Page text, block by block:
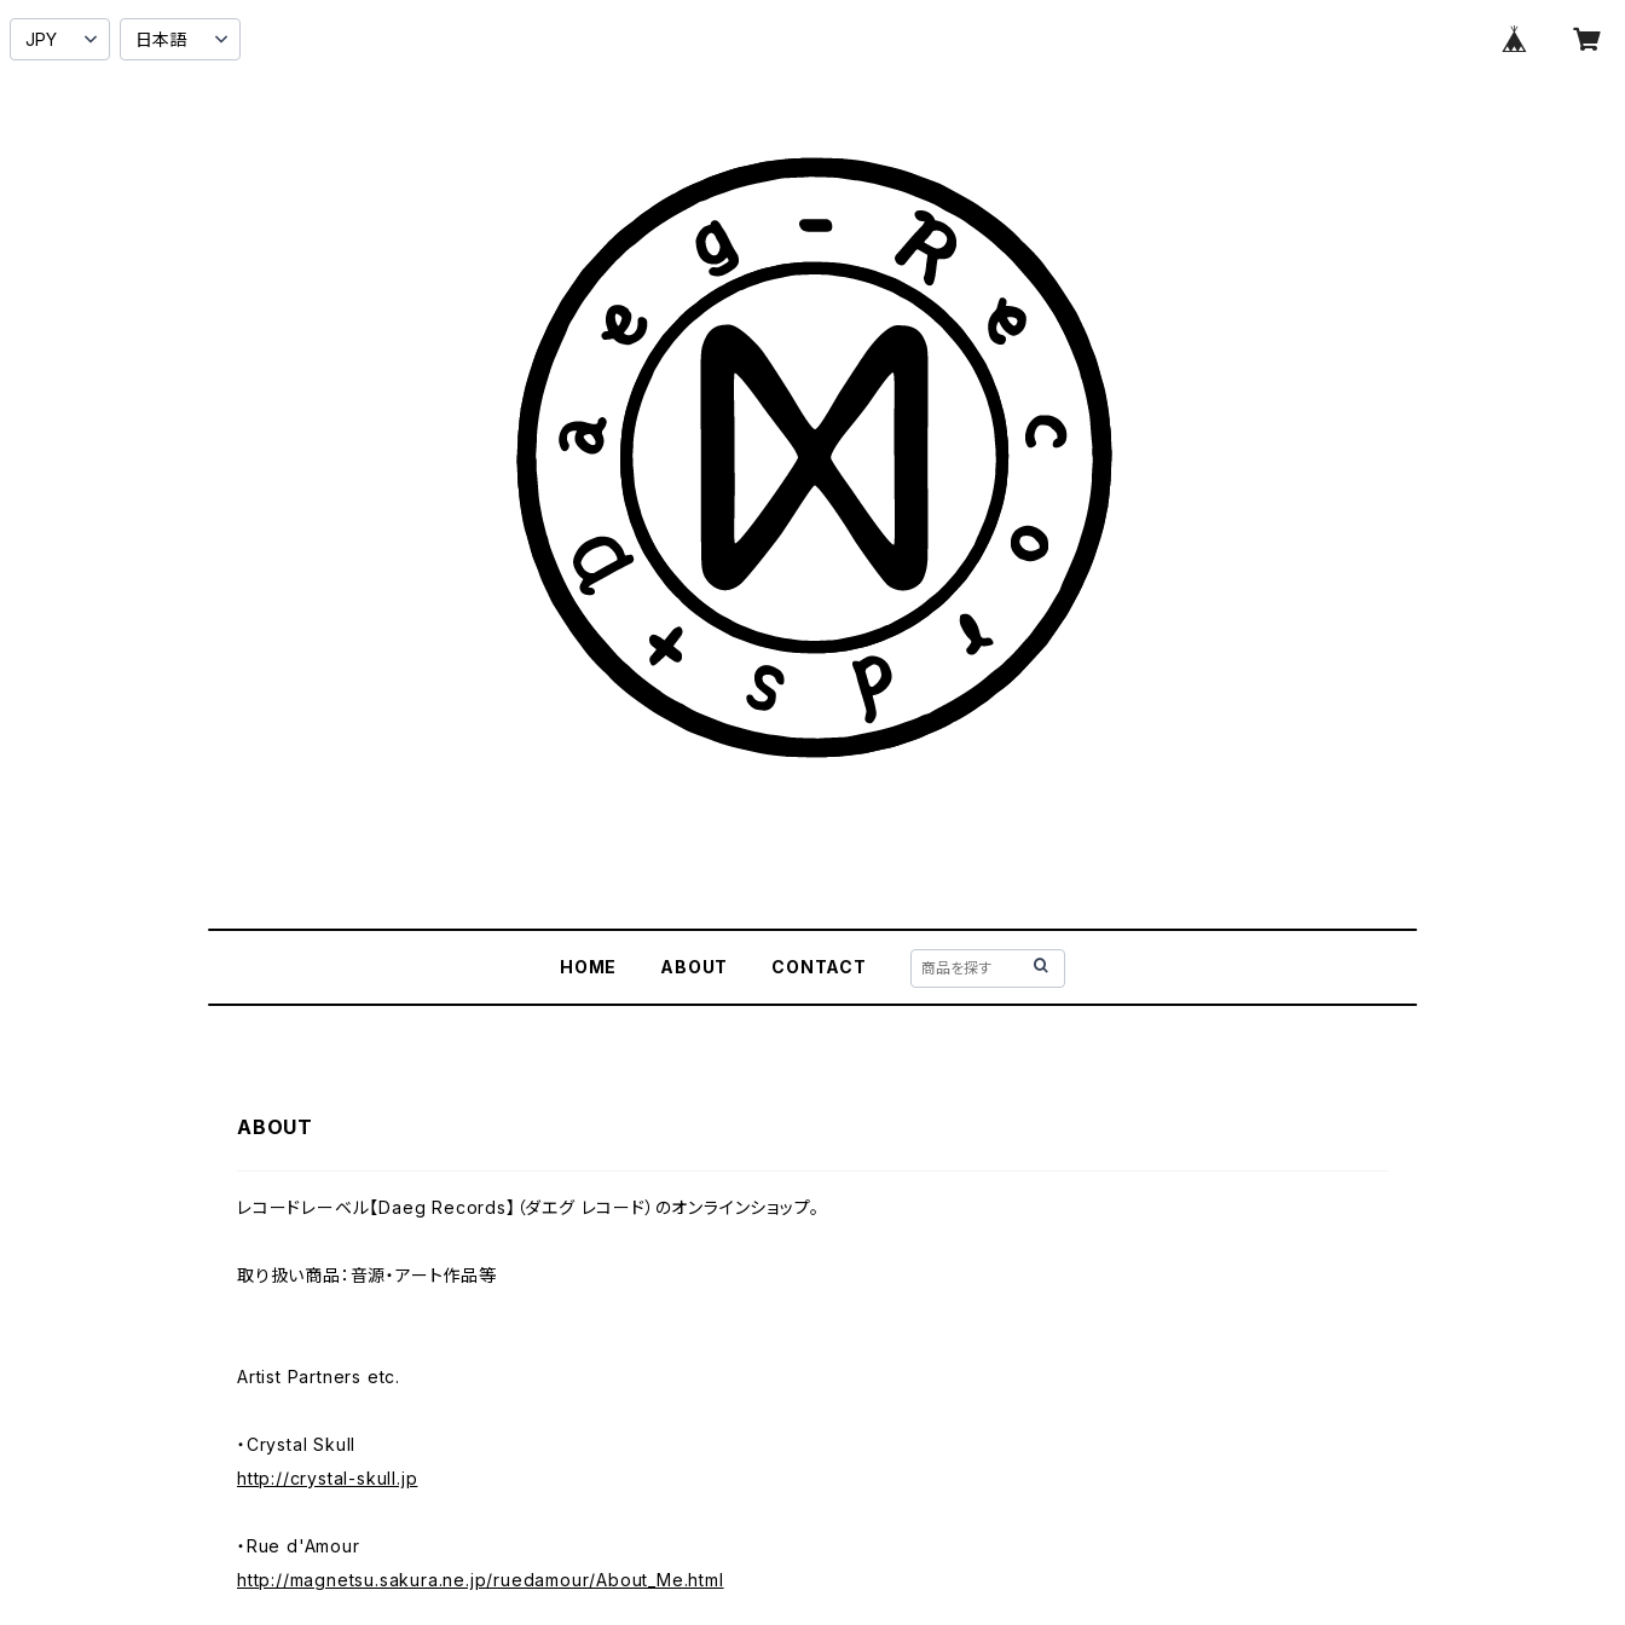
HOME ABOUT CONTACT
ABOUT
レコードレーベル【Daeg Records】（ダエグ レコード）のオンラインショップ。
取り扱い商品：音源・アート作品等
Artist Partners etc.
・Crystal Skull
http://crystal-skull.jp
・Rue d'Amour
http://magnetsu.sakura.ne.jp/ruedamour/About_Me.html